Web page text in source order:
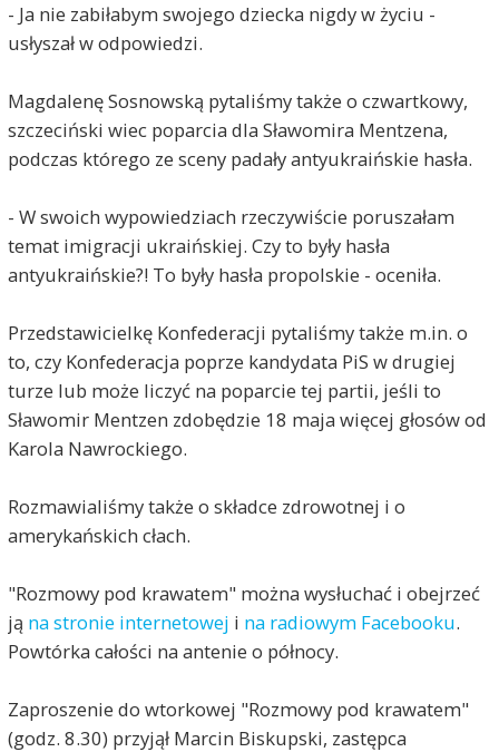
- Ja nie zabiłabym swojego dziecka nigdy w życiu -
usłyszał w odpowiedzi.
Magdalenę Sosnowską pytaliśmy także o czwartkowy,
szczeciński wiec poparcia dla Sławomira Mentzena,
podczas którego ze sceny padały antyukraińskie hasła.
- W swoich wypowiedziach rzeczywiście poruszałam
temat imigracji ukraińskiej. Czy to były hasła
antyukraińskie?! To były hasła propolskie - oceniła.
Przedstawicielkę Konfederacji pytaliśmy także m.in. o
to, czy Konfederacja poprze kandydata PiS w drugiej
turze lub może liczyć na poparcie tej partii, jeśli to
Sławomir Mentzen zdobędzie 18 maja więcej głosów od
Karola Nawrockiego.
Rozmawialiśmy także o składce zdrowotnej i o
amerykańskich cłach.
"Rozmowy pod krawatem" można wysłuchać i obejrzeć
ją na stronie internetowej i na radiowym Facebooku.
Powtórka całości na antenie o północy.
Zaproszenie do wtorkowej "Rozmowy pod krawatem"
(godz. 8.30) przyjął Marcin Biskupski, zastępca